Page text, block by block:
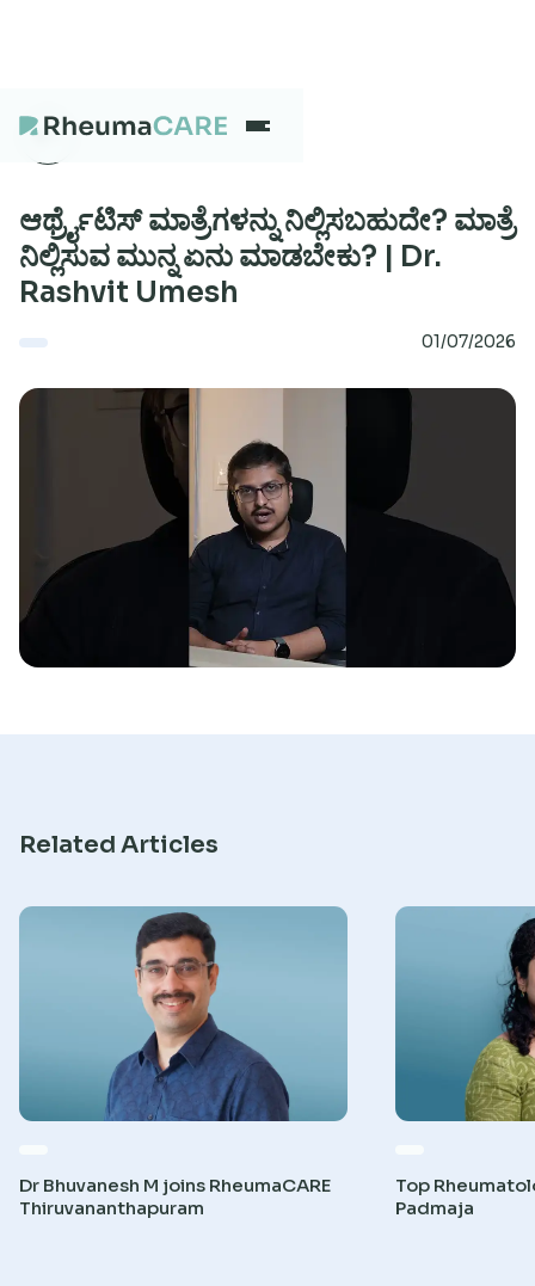
What we treat
Our Centres
Careers
Research
ಆರ್ಥ್ರೈಟಿಸ್ ಮಾತ್ರೆಗಳನ್ನು ನಿಲ್ಲಿಸಬಹುದೇ? ಮಾತ್ರೆ
ನಿಲ್ಲಿಸುವ ಮುನ್ನ ಏನು ಮಾಡಬೇಕು? | Dr.
Rashvit Umesh
01/07/2026
Related Articles
Dr Bhuvanesh M joins RheumaCARE
Thiruvananthapuram
Top
Padmaja